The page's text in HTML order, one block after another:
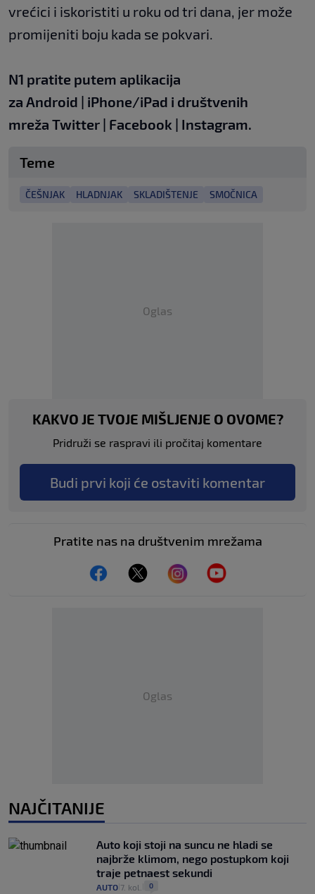
vrećici i iskoristiti u roku od tri dana, jer može
promijeniti boju kada se pokvari.
N1 pratite putem aplikacija
za Android | iPhone/iPad i društvenih
mreža Twitter | Facebook | Instagram.
Teme
ČEŠNJAK HLADNJAK SKLADIŠTENJE SMOČNICA
Oglas
KAKVO JE TVOJE MIŠLJENJE O OVOME?
Pridruži se raspravi ili pročitaj komentare
Budi prvi koji će ostaviti komentar
Pratite nas na društvenim mrežama
Oglas
NAJČITANIJE
Auto koji stoji na suncu ne hladi se
najbrže klimom, nego postupkom koji
traje petnaest sekundi
AUTO 7. kol. 0